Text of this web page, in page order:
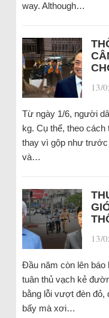
way. Although…
13/
Từ ngày 1/6, người
kg. Cụ thể, theo
thay vì gộp như trước
và…
13/
Đầu năm còn lên báo
tuân thủ vạch kẻ
bằng lỗi vượt đèn đỏ,
bấy mà xơi…